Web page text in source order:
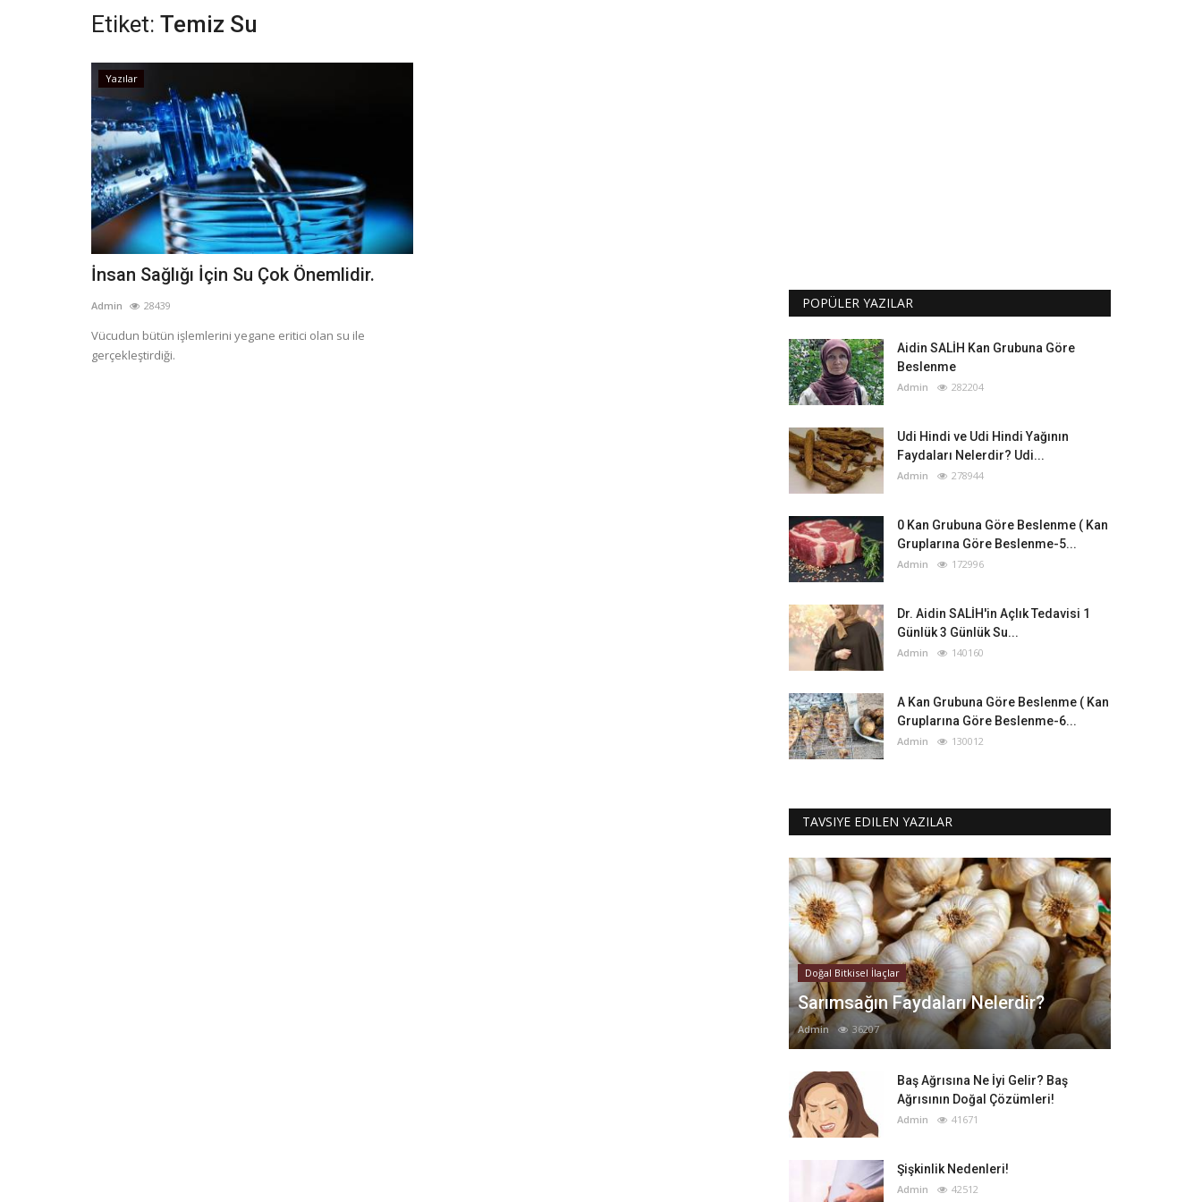
Etiket: Temiz Su
Yazılar
İnsan Sağlığı İçin Su Çok Önemlidir.
Admin 28439
Vücudun bütün işlemlerini yegane eritici olan su ile
gerçekleştirdiği.
POPÜLER YAZILAR
Aidin SALİH Kan Grubuna Göre
Beslenme
Admin 282204
Udi Hindi ve Udi Hindi Yağının
Faydaları Nelerdir? Udi...
Admin 278944
0 Kan Grubuna Göre Beslenme ( Kan
Gruplarına Göre Beslenme-5...
Admin 172996
Dr. Aidin SALİH'in Açlık Tedavisi 1
Günlük 3 Günlük Su...
Admin 140160
A Kan Grubuna Göre Beslenme ( Kan
Gruplarına Göre Beslenme-6...
Admin 130012
TAVSIYE EDILEN YAZILAR
Doğal Bitkisel İlaçlar
Sarımsağın Faydaları Nelerdir?
Admin 36207
Baş Ağrısına Ne İyi Gelir? Baş
Ağrısının Doğal Çözümleri!
Admin 41671
Şişkinlik Nedenleri!
Admin 42512